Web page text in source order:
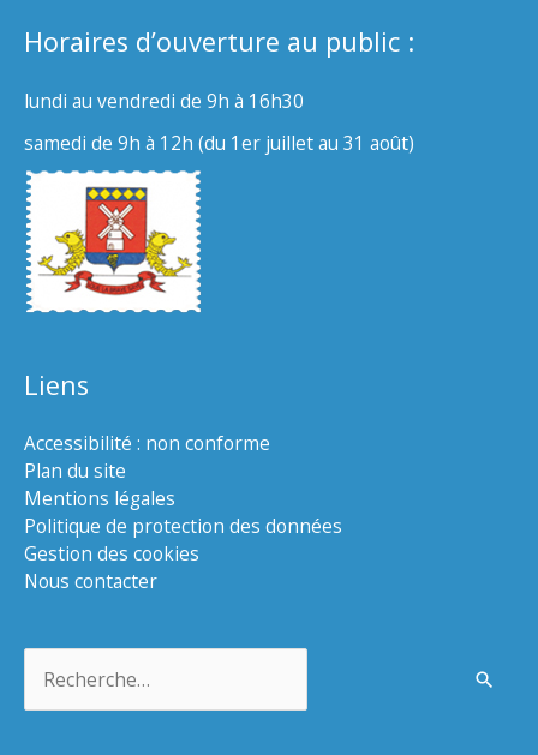
Horaires d’ouverture au public :
lundi au vendredi de 9h à 16h30
samedi de 9h à 12h (du 1er juillet au 31 août)
Liens
Accessibilité : non conforme
Plan du site
Mentions légales
Politique de protection des données
Gestion des cookies
Nous contacter